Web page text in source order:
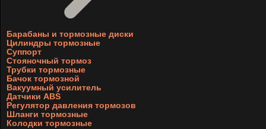
Барабаны и тормозные диски
Цилиндры тормозные
Суппорт
Стояночный тормоз
Трубки тормозные
Бачок тормозной
Вакуумный усилитель
Датчики ABS
Регулятор давления тормозов
Шланги тормозные
Колодки тормозные